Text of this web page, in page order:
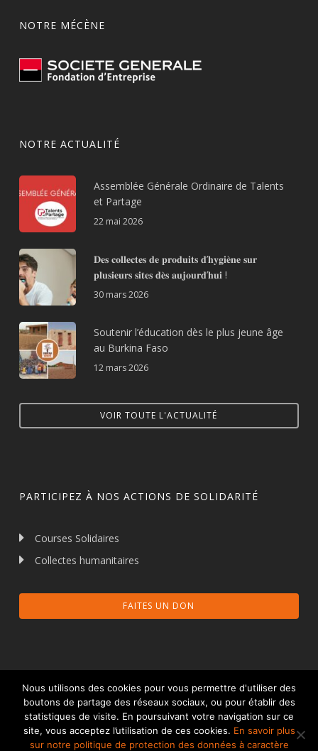
NOTRE MÉCÈNE
NOTRE ACTUALITÉ
Assemblée Générale Ordinaire de Talents
et Partage
22 mai 2026
𝐃𝐞𝐬 𝐜𝐨𝐥𝐥𝐞𝐜𝐭𝐞𝐬 𝐝𝐞 𝐩𝐫𝐨𝐝𝐮𝐢𝐭𝐬 𝐝’𝐡𝐲𝐠𝐢𝐞̀𝐧𝐞 𝐬𝐮𝐫
𝐩𝐥𝐮𝐬𝐢𝐞𝐮𝐫𝐬 𝐬𝐢𝐭𝐞𝐬 𝐝𝐞̀𝐬 𝐚𝐮𝐣𝐨𝐮𝐫𝐝’𝐡𝐮𝐢 !
30 mars 2026
Soutenir l’éducation dès le plus jeune âge
au Burkina Faso
12 mars 2026
VOIR TOUTE L'ACTUALITÉ
PARTICIPEZ À NOS ACTIONS DE SOLIDARITÉ
Courses Solidaires
Collectes humanitaires
FAITES UN DON
© 2026 Talents et Partage.Mentions légales
Protection des données à caractère personnel
Nous utilisons des cookies pour vous permettre d'utiliser des
boutons de partage des réseaux sociaux, ou pour établir des
statistiques de visite. En poursuivant votre navigation sur ce
site, vous acceptez l’utilisation de ces cookies. En savoir plus
sur notre politique de protection des données à caractère